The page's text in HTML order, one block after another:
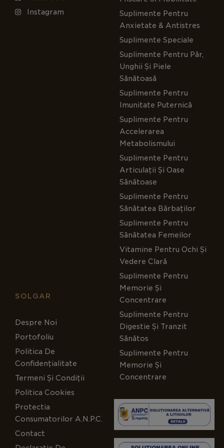
Instagram
Suplimente Pentru
Anxietate & Antistres
Suplimente Speciale
Suplimente Pentru Păr,
Unghii Și Piele
Sănătoasă
Suplimente Pentru
Imunitate Puternică
Suplimente Pentru
Accelerarea
Metabolismului
Suplimente Pentru
Articulații Și Oase
Sănătoase
Suplimente Pentru
Sănătatea Bărbaților
Suplimente Pentru
Sănătatea Femeilor
Vitamine Pentru Ochi Și
Vedere Clară
Suplimente Pentru
Memorie Și
Concentrare
Suplimente Pentru
Digestie Și Tranzit
Sănătos
Suplimente Pentru
Memorie Și
Concentrare
SOLGAR
Despre Noi
Portofoliu
Politica De
Confidențialitate
Termeni Și Condiții
Politica Cookies
Protectia
Consumatorilor A.N.P.C.
Contact